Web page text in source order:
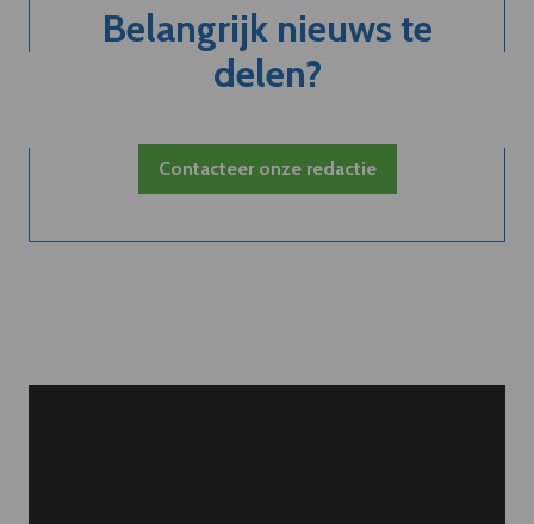
Belangrijk nieuws te
delen?
Contacteer onze redactie